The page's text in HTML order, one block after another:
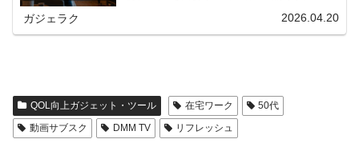
法も。損をせず、毎日の生活をワンランクアップさせたい
ガジェラク 2026.04.20
QOL向上ガジェット・ツール 在宅ワーク
50代
動画サブスク
DMM TV リフレッシュ